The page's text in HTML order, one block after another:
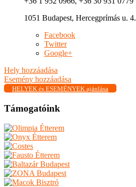
1051 Budapest, Hercegprímás u. 4.
Facebook
Twitter
Google+
Hely hozzáadása
Esemény hozzáadása
HELYEK és ESEMÉNYEK ajánlása
Támogatóink